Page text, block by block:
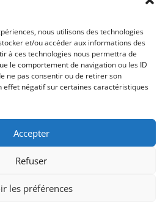
nous utilisons des technologies
et/ou accéder aux informations des
à ces technologies nous permettra de
le comportement de navigation ou les ID
ne pas consentir ou de retirer son
effet négatif sur certaines caractéristiques
Accepter
Refuser
les préférences
en ligne qui propose
Nous prenons soin de vos
!